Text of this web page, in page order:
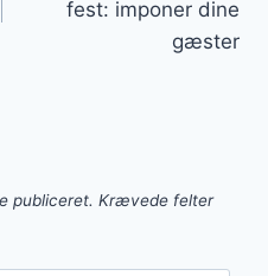
fest: imponer dine
gæster
publiceret. Krævede felter